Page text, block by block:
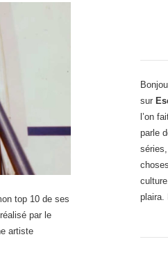
top 10 de ses
, réalisé par le
artiste
sur
l’on
parle
plaira.